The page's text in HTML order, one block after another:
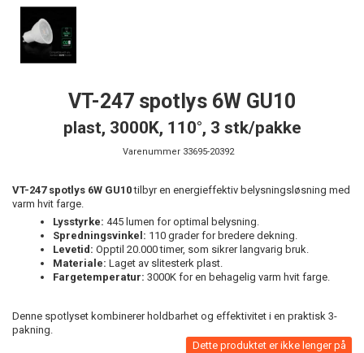
VT-247 spotlys 6W GU10
plast, 3000K, 110°, 3 stk/pakke
Varenummer 33695-20392
VT-247 spotlys 6W GU10tilbyr en energieffektiv belysningsløsning med
varm hvit farge.
Lysstyrke: 445 lumen for optimal belysning.
Spredningsvinkel: 110 grader for bredere dekning.
Levetid: Opptil 20.000 timer, som sikrer langvarig bruk.
Materiale: Laget av slitesterk plast.
Fargetemperatur: 3000K for en behagelig varm hvit farge.
Denne spotlyset kombinerer holdbarhet og effektivitet i en praktisk 3-
pakning.
Dette produktet er ikke lenger på